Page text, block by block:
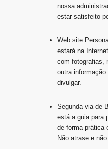
nossa
estar satisfeito
Web site
estará na
com fotografias,
outra
divulgar.
Segunda via de
está a guia para
de forma prática
Não atrase e